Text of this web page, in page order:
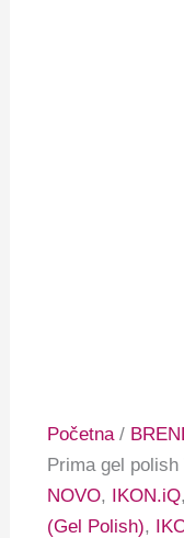
Početna /
Prima gel
NOVO, IKON.iQ,
(Gel Polish),